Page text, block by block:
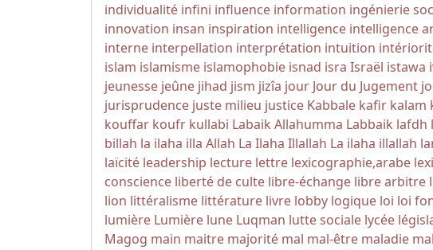
individualité infini influence information ingénierie
innovation insan inspiration intelligence intelligence
interne interpellation interprétation intuition
islam islamisme islamophobie isnad isra Israël istawa
jeunesse jeûne jihad jism jizîa jour Jour du Jugement
jurisprudence juste milieu justice Kabbale kafir kalam
kouffar koufr kullabi Labaik Allahumma Labbaik lafdh
billah la ilaha illa Allah La Ilaha Illallah La ilaha illallah
laïcité leadership lecture lettre lexicographie,arabe
conscience liberté de culte libre-échange libre arbitre
lion littéralisme littérature livre lobby logique loi loi
lumière Lumière lune Luqman lutte sociale lycée
Magog main maitre majorité mal mal-être maladie